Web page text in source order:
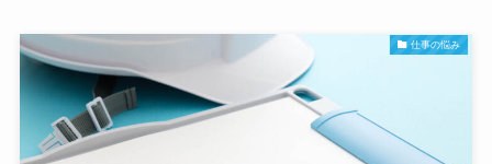
仕事の悩み